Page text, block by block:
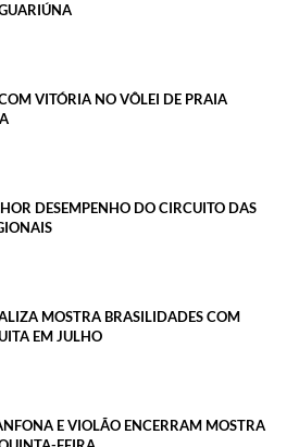
VITÓRIA NO VÔLEI DE PRAIA
DESEMPENHO DO CIRCUITO DAS
MOSTRA BRASILIDADES COM
EM JULHO
E VIOLÃO ENCERRAM MOSTRA